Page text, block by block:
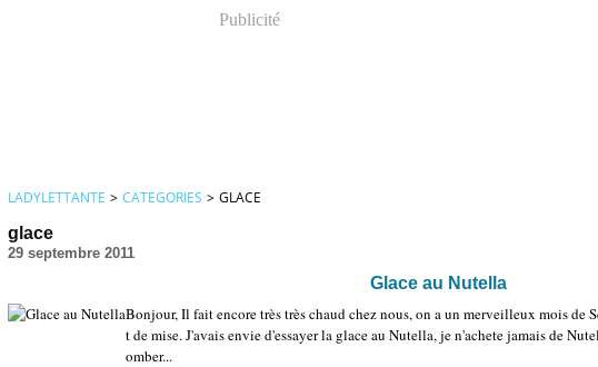
Publicité
LADYLETTANTE > CATEGORIES > GLACE
glace
29 septembre 2011
Glace au Nutella
Bonjour, Il fait encore très très chaud chez nous, on a un merveilleux mois de
t de mise. J'avais envie d'essayer la glace au Nutella, je n'achete jamais de
omber...